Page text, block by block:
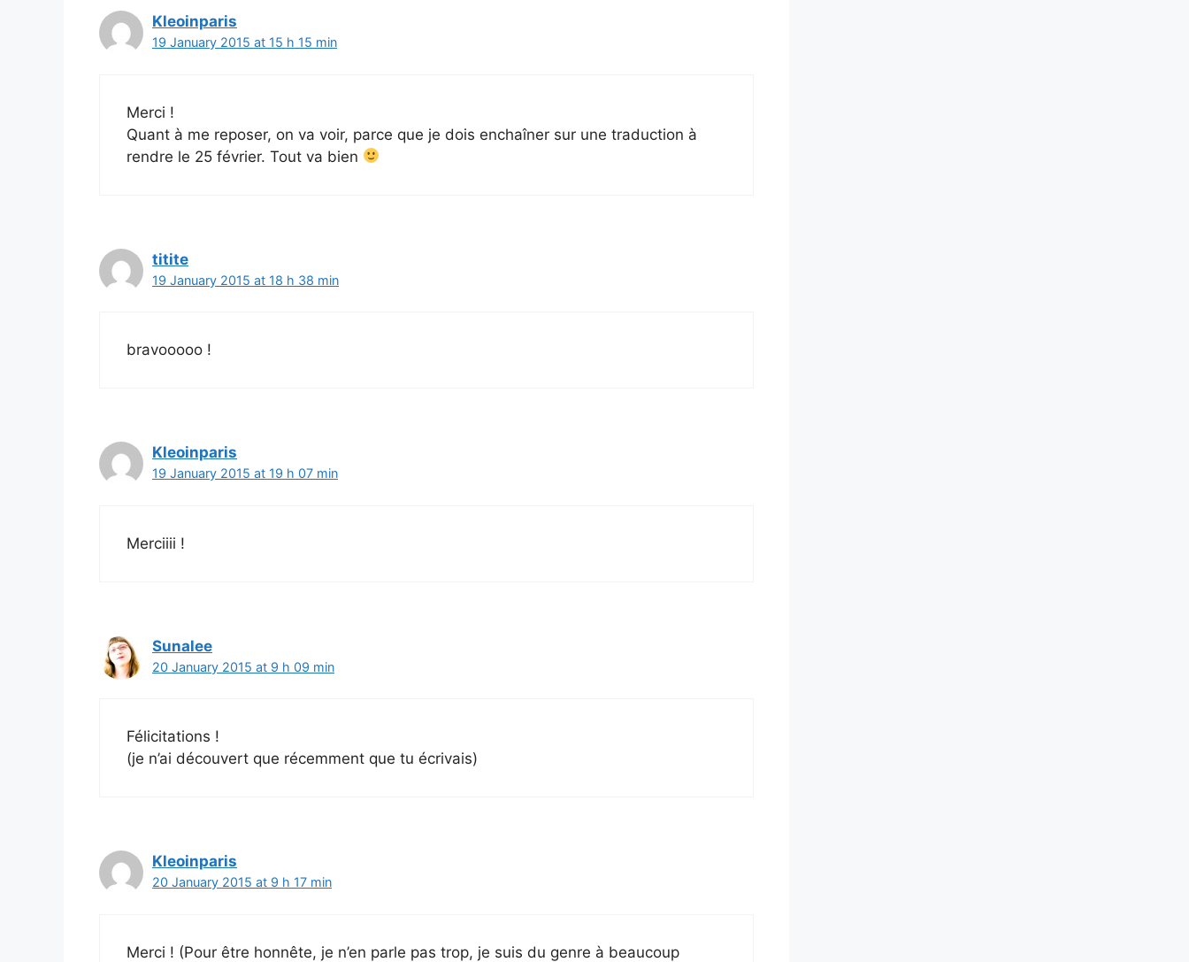
Kleoinparis
19 January 2015 at 15 h 15 min
Merci !
Quant à me reposer, on va voir, parce que je dois enchaîner sur une traduction à
rendre le 25 février. Tout va bien
titite
19 January 2015 at 18 h 38 min
bravooooo !
Kleoinparis
19 January 2015 at 19 h 07 min
Merciiii !
Sunalee
20 January 2015 at 9 h 09 min
Félicitations !
(je n’ai découvert que récemment que tu écrivais)
Kleoinparis
20 January 2015 at 9 h 17 min
Merci ! (Pour être honnête, je n’en parle pas trop, je suis du genre à beaucoup